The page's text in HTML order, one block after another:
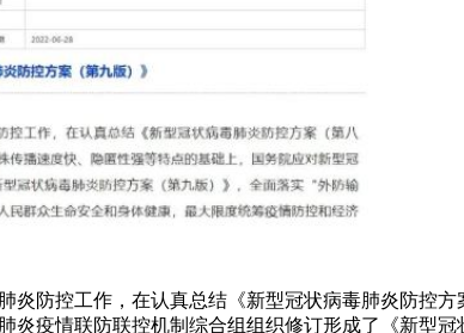
炎防控工作，在认真总结《新型冠状病毒肺炎防控
炎疫情联防联控机制综合组组织修订形成了《新型